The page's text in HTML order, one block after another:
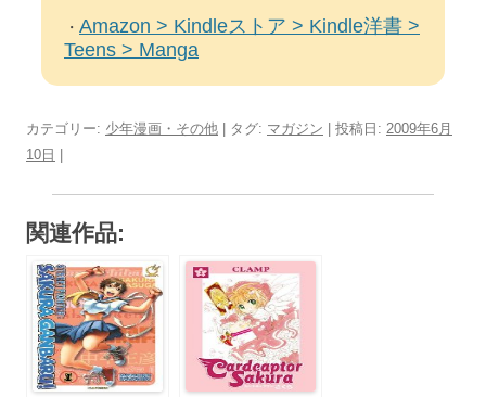
・ Amazon > Kindleストア > Kindle洋書 >
Teens > Manga
カテゴリー: 少年漫画・その他 | タグ: マガジン | 投稿日: 2009年6月
10日
関連作品: